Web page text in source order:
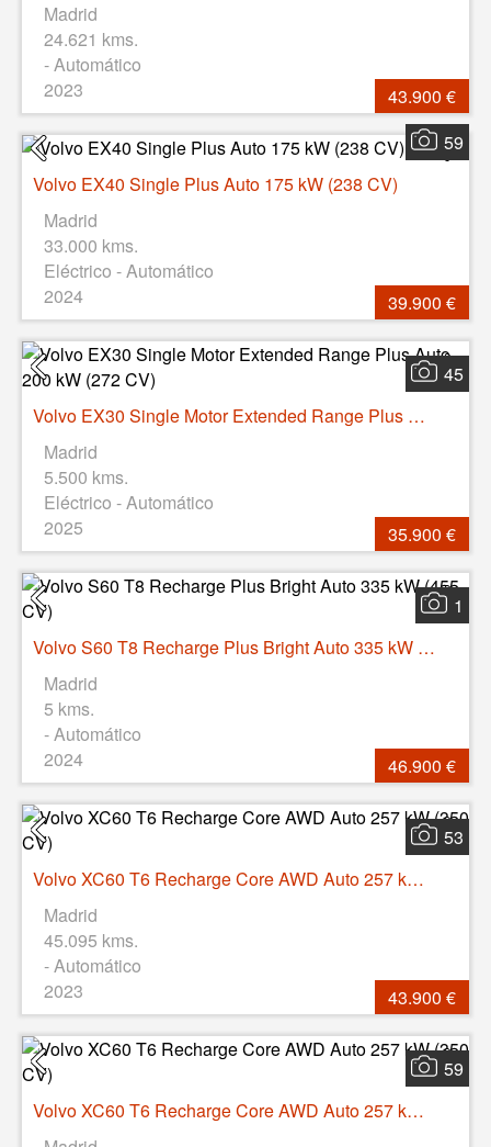
Madrid
24.621 kms.
- Automático
2023
43.900 €
59
Volvo EX40 Single Plus Auto 175 kW (238 CV)
Madrid
33.000 kms.
Eléctrico - Automático
2024
39.900 €
45
Volvo EX30 Single Motor Extended Range Plus Auto 200 kW (272 CV)
Madrid
5.500 kms.
Eléctrico - Automático
2025
35.900 €
1
Volvo S60 T8 Recharge Plus Bright Auto 335 kW (455 CV)
Madrid
5 kms.
- Automático
2024
46.900 €
53
Volvo XC60 T6 Recharge Core AWD Auto 257 kW (350 CV)
Madrid
45.095 kms.
- Automático
2023
43.900 €
59
Volvo XC60 T6 Recharge Core AWD Auto 257 kW (350 CV)